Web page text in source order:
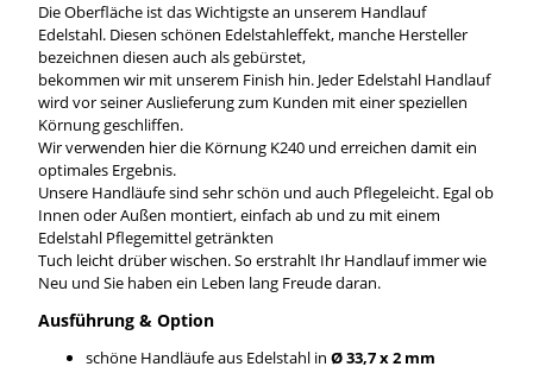
Die Oberfläche ist das Wichtigste an unserem Handlauf
Edelstahl. Diesen schönen Edelstahleffekt, manche Hersteller
bezeichnen diesen auch als gebürstet,
bekommen wir mit unserem Finish hin. Jeder Edelstahl Handlauf
wird vor seiner Auslieferung zum Kunden mit einer speziellen
Körnung geschliffen.
Wir verwenden hier die Körnung K240 und erreichen damit ein
optimales Ergebnis.
Unsere Handläufe sind sehr schön und auch Pflegeleicht. Egal ob
Innen oder Außen montiert, einfach ab und zu mit einem
Edelstahl Pflegemittel getränkten
Tuch leicht drüber wischen. So erstrahlt Ihr Handlauf immer wie
Neu und Sie haben ein Leben lang Freude daran.
Ausführung & Option
schöne Handläufe aus Edelstahl in Ø 33,7 x 2 mm